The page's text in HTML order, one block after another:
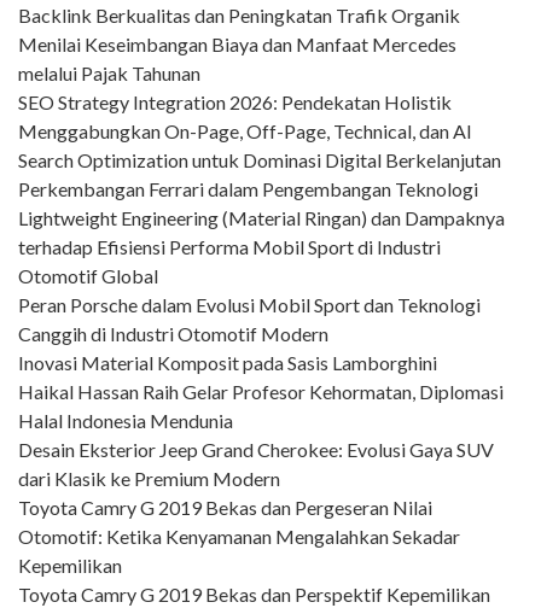
Backlink Berkualitas dan Peningkatan Trafik Organik
Menilai Keseimbangan Biaya dan Manfaat Mercedes
melalui Pajak Tahunan
SEO Strategy Integration 2026: Pendekatan Holistik
Menggabungkan On-Page, Off-Page, Technical, dan AI
Search Optimization untuk Dominasi Digital Berkelanjutan
Perkembangan Ferrari dalam Pengembangan Teknologi
Lightweight Engineering (Material Ringan) dan Dampaknya
terhadap Efisiensi Performa Mobil Sport di Industri
Otomotif Global
Peran Porsche dalam Evolusi Mobil Sport dan Teknologi
Canggih di Industri Otomotif Modern
Inovasi Material Komposit pada Sasis Lamborghini
Haikal Hassan Raih Gelar Profesor Kehormatan, Diplomasi
Halal Indonesia Mendunia
Desain Eksterior Jeep Grand Cherokee: Evolusi Gaya SUV
dari Klasik ke Premium Modern
Toyota Camry G 2019 Bekas dan Pergeseran Nilai
Otomotif: Ketika Kenyamanan Mengalahkan Sekadar
Kepemilikan
Toyota Camry G 2019 Bekas dan Perspektif Kepemilikan